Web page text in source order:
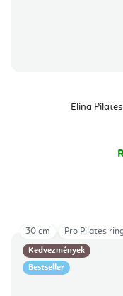
Elina
Kedvezmények
Bestseller
30 cm Pro Pilates